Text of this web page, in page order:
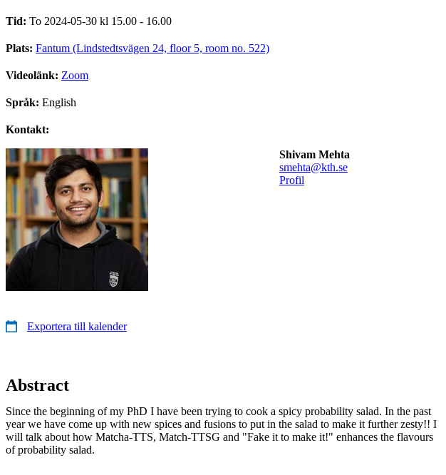
Tid: To 2024-05-30 kl 15.00 - 16.00
Plats: Fantum (Lindstedtsvägen 24, floor 5, room no. 522)
Videolänk: Zoom
Språk: English
Kontakt:
Shivam Mehta
smehta@kth.se
Profil
Exportera till kalender
Abstract
Since the beginning of my PhD I have been trying to cook a spicy probability salad. In the past
year we have come up with new spices and fusions to put in the salad to make it further zesty!! I
will talk about how Matcha-TTS, Match-TTSG and "Fake it to make it!" enhances the flavours
of probability salad.